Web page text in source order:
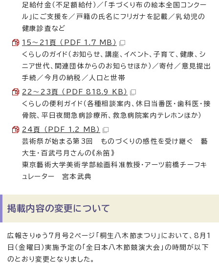
足給付金（不足額給付）／「手づくり布の絵本全国コンクー
ル」にご支援を／戸籍の氏名にフリガナを記載／乳幼児の
健康診査など
15〜21頁 （PDF 1.7 MB）
くらしのガイド（お知らせ、講座、イベント、子育て、健康、シ
ニア世代、関連団体からのお知らせほか）／寄付／意見提出
手続／今月の納税／人口と世帯
22〜23頁 （PDF 818.9 KB）
くらしの便利ガイド（各種相談案内、休日当番医・歯科医・接
骨院、平日夜間急病診療所、救急病院案内テレホンほか）
24頁 （PDF 1.2 MB）
芸術祭が始まる第3回 ものづくりの感性を受け継ぐ 藝
大生・百武弓月さんの《糸笛》
東京藝術大学美術学部絵画科准教授・アーツ前橋チーフキ
ュレーター 宮本武典
掲載内容の変更について
広報きりゅう7月号2ページ「桐生八木節まつり」において、8月1
日（金曜日）実施予定の「全日本八木節競演大会」の時間が以下
のとおり変更となりました。